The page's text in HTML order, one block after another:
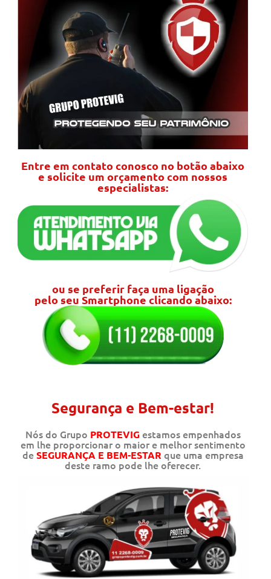
Entre em contato conosco no botão abaixo
e solicite um orçamento com nossos
especialistas:
ou se preferir faça uma ligação
pelo seu Smartphone clicando abaixo:
Segurança e Bem-estar!
Nós do Grupo PROTEVIGestamos empenhados
em lhe proporcionar o maior e melhor sentimento
deSEGURANÇA E BEM-ESTAR que uma empresa
deste ramo pode lhe oferecer.